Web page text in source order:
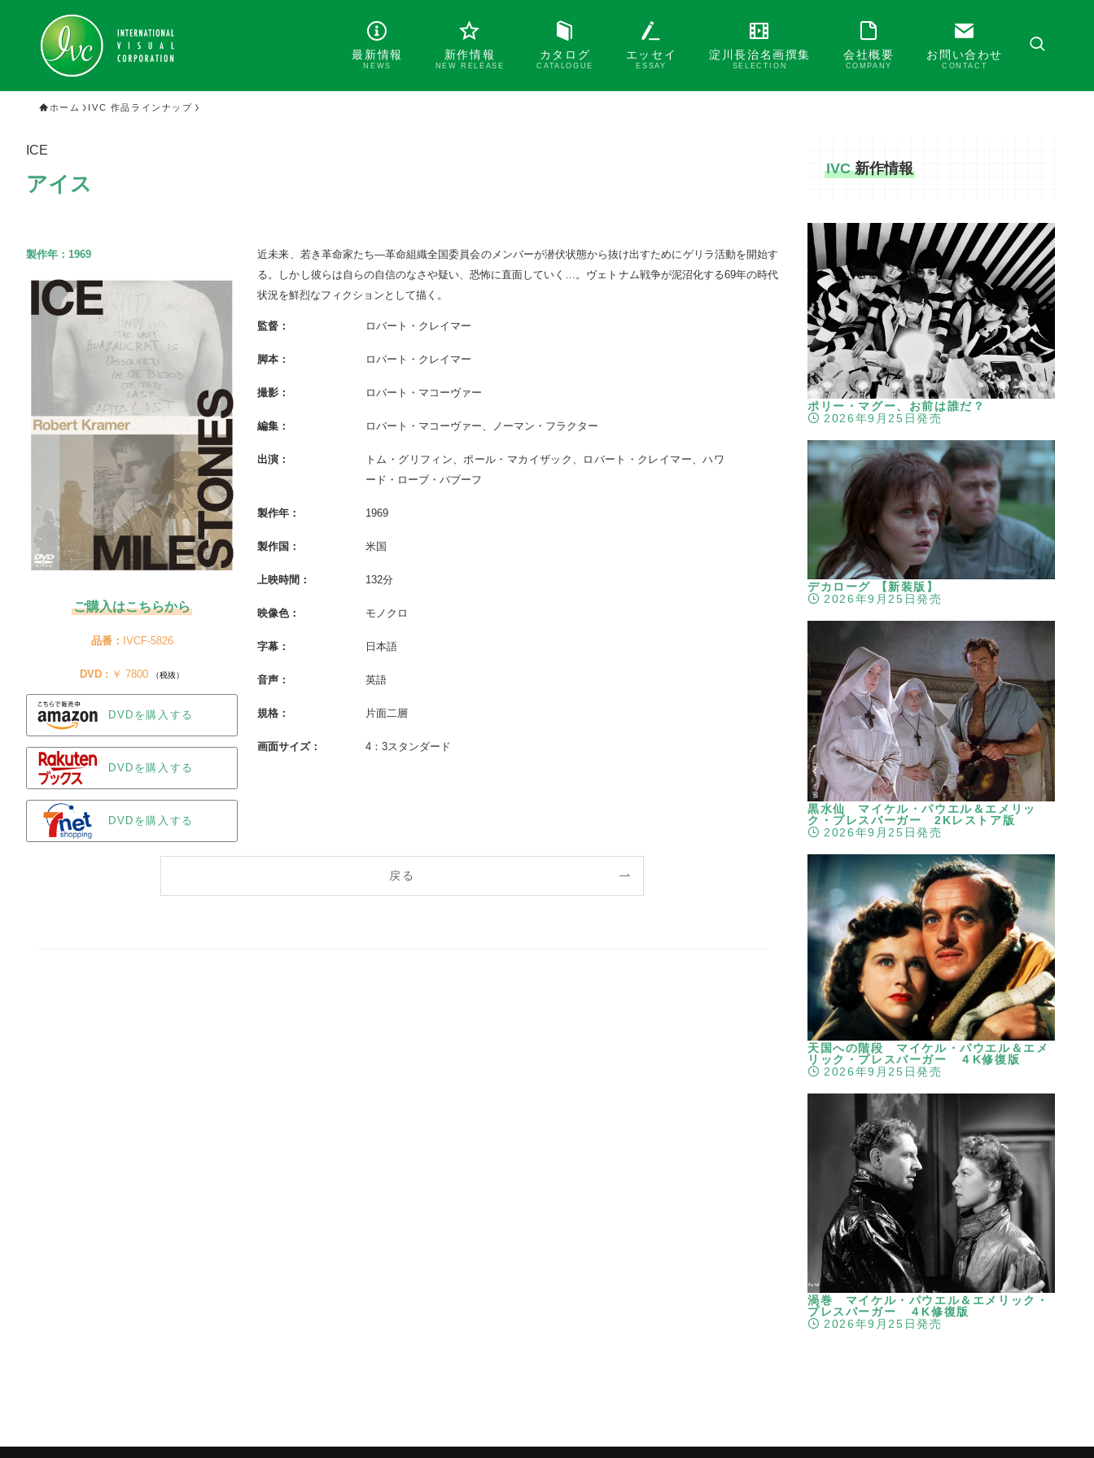
最新情報
NEWS
新作情報
NEW RELEASE
カタログ
CATALOGUE
エッセイ
ESSAY
淀川長治名画撰集
SELECTION
会社概要
COMPANY
お問い合わせ
CONTACT
ホーム IVC 作品ラインナップ
ICE
アイス
製作年： 1969
ご購入はこちらから
品番： IVCF-5826
DVD : ￥ 7800 （税抜）
DVDを購入する
DVDを購入する
DVDを購入する
近未来、若き革命家たち―革命組織全国委員会のメンバーが潜伏状態から抜け出すためにゲリラ活動を開始す
る。しかし彼らは自らの自信のなさや疑い、恐怖に直面していく…。ヴェトナム戦争が泥沼化する69年の時代
状況を鮮烈なフィクションとして描く。
監督： ロバート・クレイマー
脚本： ロバート・クレイマー
撮影： ロバート・マコーヴァー
編集： ロバート・マコーヴァー、ノーマン・フラクター
出演：
トム・グリフィン、ポール・マカイザック、ロバート・クレイマー、ハワ
ード・ローブ・バブーフ
製作年： 1969
製作国： 米国
上映時間： 132分
映像色： モノクロ
字幕： 日本語
音声： 英語
規格： 片面二層
画面サイズ： 4：3スタンダード
戻る
IVC新作情報
ポリー・マグー、お前は誰だ？
2026年9月25日発売
デカローグ 【新装版】
2026年9月25日発売
黒水仙 マイケル・パウエル＆エメリッ
ク・プレスバーガー 2Kレストア版
2026年9月25日発売
天国への階段 マイケル・パウエル＆エメ
リック・プレスバーガー ４K修復版
2026年9月25日発売
渦巻 マイケル・パウエル＆エメリック・
プレスバーガー ４K修復版
2026年9月25日発売